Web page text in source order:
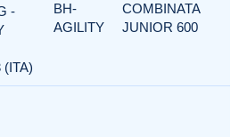
-
(ITA)
BH-
AGILITY
COMBINATA
JUNIOR 600